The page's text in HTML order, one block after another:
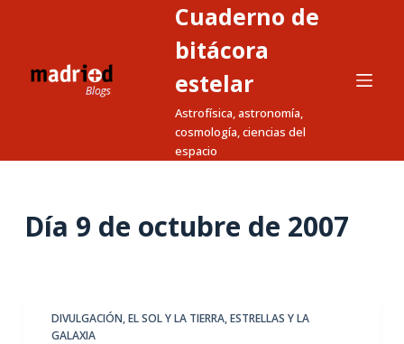
a
Cuaderno de
bitácora
estelar
Astrofísica, astronomía,
cosmología, ciencias del
espacio
Día 9 de octubre de 2007
DIVULGACIÓN,EL SOL Y LA TIERRA,ESTRELLAS Y LA
GALAXIA